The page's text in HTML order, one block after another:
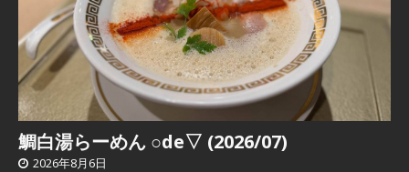
鯛白湯らーめん ○de▽ (2026/07)
2026年8月6日